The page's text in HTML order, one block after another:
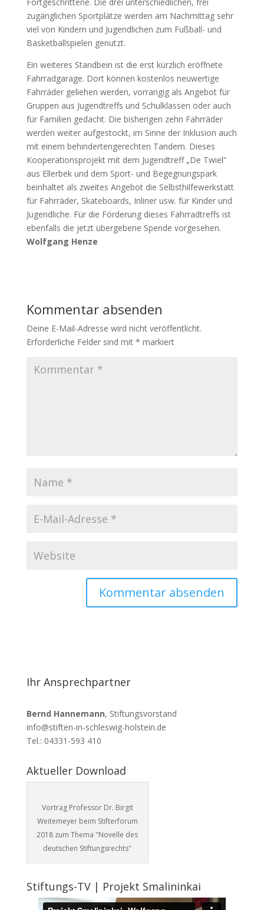
zugänglichen Sportplätze werden am Nachmittag sehr
viel von Kindern und Jugendlichen zum Fußball- und
Basketballspielen genutzt.
Ein weiteres Standbein ist die erst kürzlich eröffnete
Fahrradgarage. Dort können kostenlos neuwertige
Fahrräder geliehen werden, vorrangig als Angebot für
Gruppen aus Jugendtreffs und Schulklassen oder auch
für Familien gedacht. Die bisherigen zehn Fahrräder
werden weiter aufgestockt, im Sinne der Inklusion auch
mit einem behindertengerechten Tandem. Dieses
Kooperationsprojekt mit dem Jugendtreff „De Twiel“
aus Ellerbek und dem Sport- und Begegnungspark
beinhaltet als zweites Angebot die Selbsthilfewerkstatt
für Fahrräder, Skateboards, Inliner usw. für Kinder und
Jugendliche. Für die Förderung dieses Fahrradtreffs ist
ebenfalls die jetzt übergebene Spende vorgesehen.
Wolfgang Henze
Kommentar absenden
Deine E-Mail-Adresse wird nicht veröffentlicht.
Erforderliche Felder sind mit * markiert
Ihr Ansprechpartner
Bernd Hannemann, Stiftungsvorstand
info@stiften-in-schleswig-holstein.de
Tel.: 04331-593 410
Aktueller Download
Vortrag Professor Dr. Birgit
Weitemeyer beim Stifterforum
2018 zum Thema "Novelle des
deutschen Stiftungsrechts"
Stiftungs-TV | Projekt Smalininkai